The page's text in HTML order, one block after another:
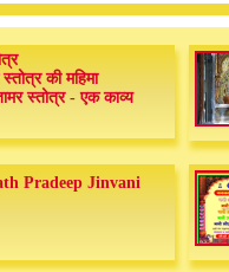
की महिमा
स्तोत्र - एक काव्य
Pradeep Jinvani